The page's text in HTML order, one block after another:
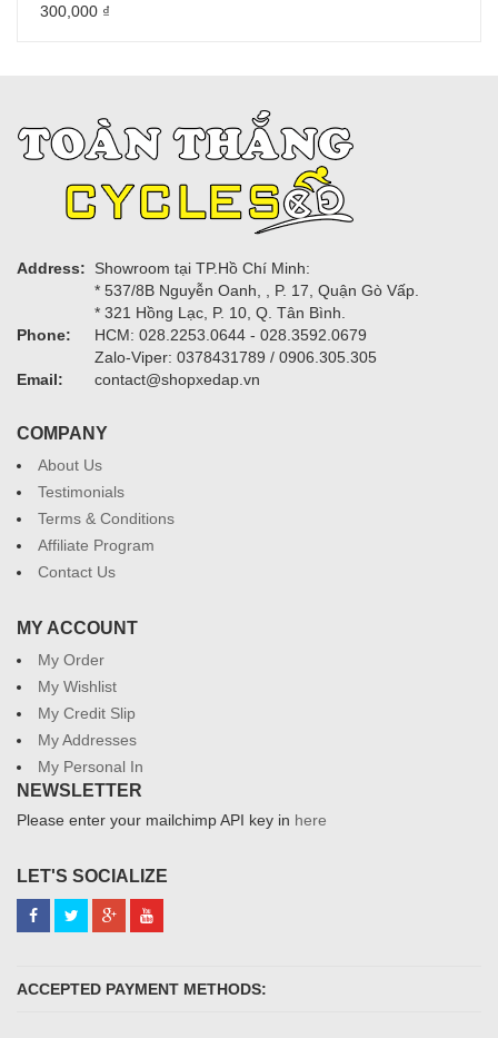
300,000 ₫
Address:
Showroom tại TP.Hồ Chí Minh:
* 537/8B Nguyễn Oanh, , P. 17, Quận Gò Vấp.
* 321 Hồng Lạc, P. 10, Q. Tân Bình.
Phone:
HCM: 028.2253.0644 - 028.3592.0679
Zalo-Viper: 0378431789 / 0906.305.305
Email:
contact@shopxedap.vn
COMPANY
About Us
Testimonials
Terms & Conditions
Affiliate Program
Contact Us
MY ACCOUNT
My Order
My Wishlist
My Credit Slip
My Addresses
My Personal In
NEWSLETTER
Please enter your mailchimp API key in here
LET'S SOCIALIZE
ACCEPTED PAYMENT METHODS: